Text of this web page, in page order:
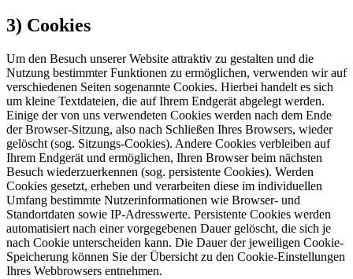
3) Cookies
Um den Besuch unserer Website attraktiv zu gestalten und die
Nutzung bestimmter Funktionen zu ermöglichen, verwenden wir auf
verschiedenen Seiten sogenannte Cookies. Hierbei handelt es sich
um kleine Textdateien, die auf Ihrem Endgerät abgelegt werden.
Einige der von uns verwendeten Cookies werden nach dem Ende
der Browser-Sitzung, also nach Schließen Ihres Browsers, wieder
gelöscht (sog. Sitzungs-Cookies). Andere Cookies verbleiben auf
Ihrem Endgerät und ermöglichen, Ihren Browser beim nächsten
Besuch wiederzuerkennen (sog. persistente Cookies). Werden
Cookies gesetzt, erheben und verarbeiten diese im individuellen
Umfang bestimmte Nutzerinformationen wie Browser- und
Standortdaten sowie IP-Adresswerte. Persistente Cookies werden
automatisiert nach einer vorgegebenen Dauer gelöscht, die sich je
nach Cookie unterscheiden kann. Die Dauer der jeweiligen Cookie-
Speicherung können Sie der Übersicht zu den Cookie-Einstellungen
Ihres Webbrowsers entnehmen.